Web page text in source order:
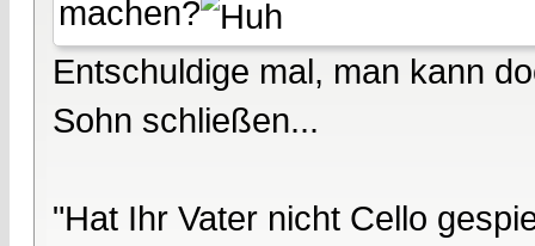
machen?
Entschuldige mal, man kann
Sohn schließen...
"Hat Ihr Vater nicht Cello